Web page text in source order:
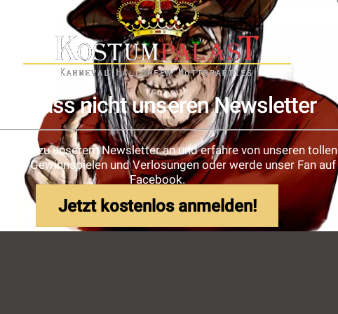
Verpass nicht unseren Newsletter
dich zu unserem Newsletter an und erfahre von unseren tollen
Gewinnspielen und Verlosungen oder werde unser Fan auf
Facebook.
Jetzt kostenlos anmelden!